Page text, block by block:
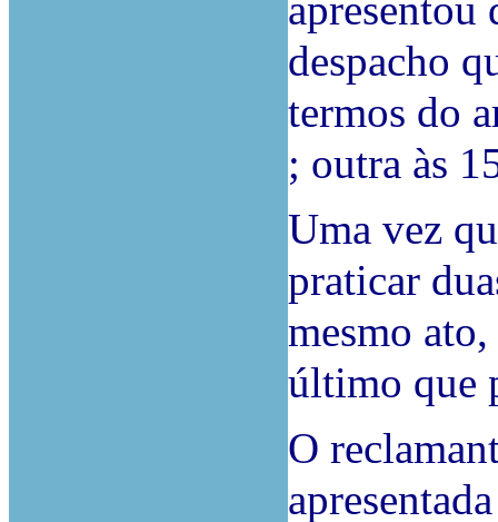
apresentou
despacho
termos do
; outra às
Uma vez
praticar
mesmo
último que
O